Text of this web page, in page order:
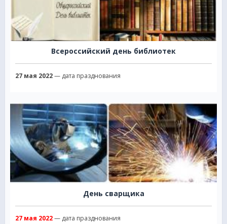
Всероссийский день библиотек
27 мая 2022— дата празднования
День сварщика
27 мая 2022— дата празднования